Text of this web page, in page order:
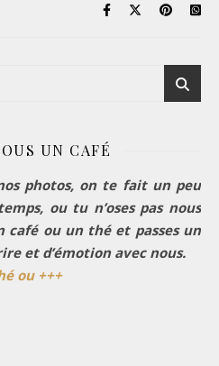
UN CAFÉ
photos, on te fait un peu
ou tu n’oses pas nous
café ou un thé et passes un
et d’émotion avec nous.
ou +++